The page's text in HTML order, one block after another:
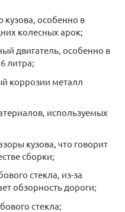
особенно в
колесных арок;
двигатель, особенно в
литра;
коррозии металл
используемых
кузова, что говорит
сборки;
стекла, из-за
обзорность дороги;
стекла;